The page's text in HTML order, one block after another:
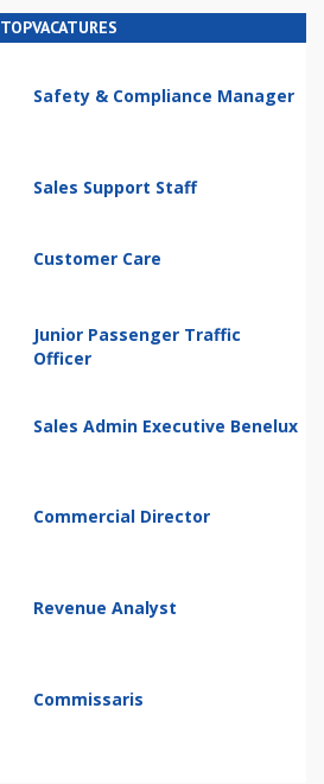
TOPVACATURES
Safety & Compliance Manager
Sales Support Staff
Customer Care
Junior Passenger Traffic
Officer
Sales Admin Executive Benelux
Commercial Director
Revenue Analyst
Commissaris